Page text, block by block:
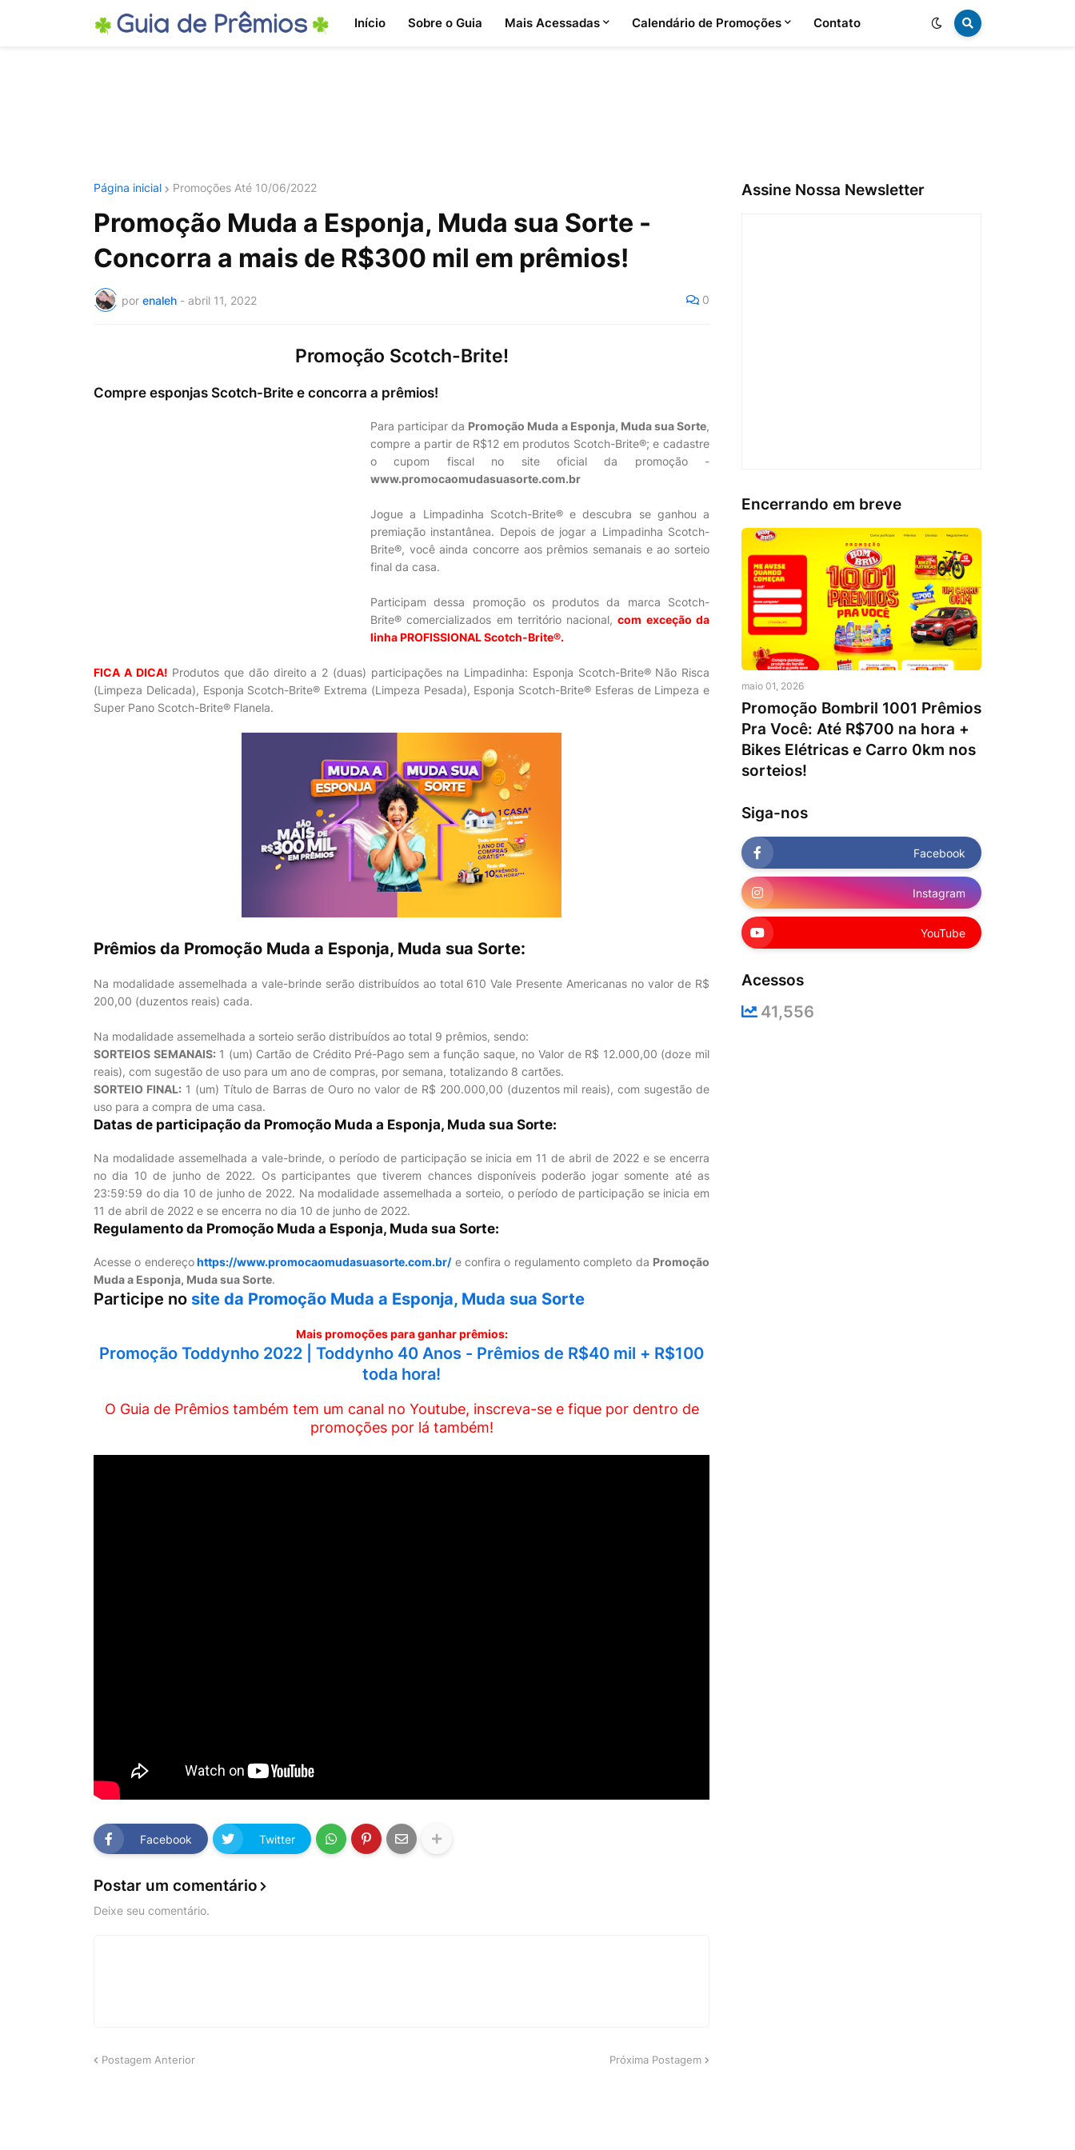
Início Sobre o Guia Mais Acessadas Calendário de Promoções Contato
Página inicial Promoções Até 10/06/2022
Promoção Muda a Esponja, Muda sua Sorte -
Concorra a mais de R$300 mil em prêmios!
por enaleh - abril 11, 2022 0
Promoção Scotch-Brite!
Compre esponjas Scotch-Brite e concorra a prêmios!
Para participar da Promoção Muda a Esponja, Muda sua Sorte,
compre a partir de R$12 em produtos Scotch-Brite®; e cadastre
o cupom fiscal no site oficial da promoção -
www.promocaomudasuasorte.com.br
Jogue a Limpadinha Scotch-Brite® e descubra se ganhou a
premiação instantânea. Depois de jogar a Limpadinha Scotch-
Brite®, você ainda concorre aos prêmios semanais e ao sorteio
final da casa.
Participam dessa promoção os produtos da marca Scotch-
Brite® comercializados em território nacional,com exceção da
linha PROFISSIONAL Scotch-Brite®.
FICA A DICA! Produtos que dão direito a 2 (duas) participações na Limpadinha: Esponja Scotch-Brite® Não Risca
(Limpeza Delicada), Esponja Scotch-Brite® Extrema (Limpeza Pesada), Esponja Scotch-Brite® Esferas de Limpeza e
Super Pano Scotch-Brite® Flanela.
Prêmios da Promoção Muda a Esponja, Muda sua Sorte:
Na modalidade assemelhada a vale-brinde serão distribuídos ao total 610 Vale Presente Americanas no valor de R$
200,00 (duzentos reais) cada.
Na modalidade assemelhada a sorteio serão distribuídos ao total 9 prêmios, sendo:
SORTEIOS SEMANAIS: 1 (um) Cartão de Crédito Pré-Pago sem a função saque, no Valor de R$ 12.000,00 (doze mil
reais), com sugestão de uso para um ano de compras, por semana, totalizando 8 cartões.
SORTEIO FINAL: 1 (um) Título de Barras de Ouro no valor de R$ 200.000,00 (duzentos mil reais), com sugestão de
uso para a compra de uma casa.
Datas de participação da Promoção Muda a Esponja, Muda sua Sorte:
Na modalidade assemelhada a vale-brinde, o período de participação se inicia em 11 de abril de 2022 e se encerra
no dia 10 de junho de 2022. Os participantes que tiverem chances disponíveis poderão jogar somente até as
23:59:59 do dia 10 de junho de 2022. Na modalidade assemelhada a sorteio, o período de participação se inicia em
11 de abril de 2022 e se encerra no dia 10 de junho de 2022.
Regulamento da Promoção Muda a Esponja, Muda sua Sorte:
Acesse o endereço https://www.promocaomudasuasorte.com.br/e confira o regulamento completo da Promoção
Muda a Esponja, Muda sua Sorte.
Participe no site da Promoção Muda a Esponja, Muda sua Sorte
Mais promoções para ganhar prêmios:
Promoção Toddynho 2022 | Toddynho 40 Anos - Prêmios de R$40 mil + R$100
toda hora!
O Guia de Prêmios também tem um canal no Youtube, inscreva-se e fique por dentro de
promoções por lá também!
Facebook Twitter
Postar um comentário
Deixe seu comentário.
Postagem Anterior Próxima Postagem
Assine Nossa Newsletter
Encerrando em breve
maio 01, 2026
Promoção Bombril 1001 Prêmios
Pra Você: Até R$700 na hora +
Bikes Elétricas e Carro 0km nos
sorteios!
Siga-nos
Facebook
Instagram
YouTube
Acessos
41,556